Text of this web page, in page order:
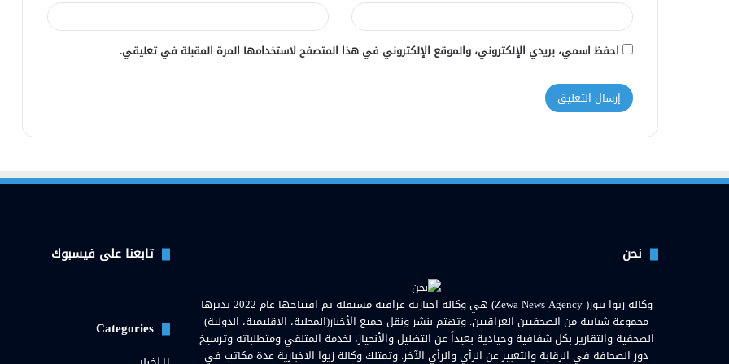
احفظ اسمي، بريدي الإلكتروني، والموقع الإلكتروني في هذا المتصفح لاستخدامها المرة المقبلة في تعليقي.
نحن
وكالة زيوا نيوز( Zewa News Agency) هي وكالة اخبارية عراقية مستقلة تم افتتاحها عام 2022 تديرها
مجموعة شبابية من الصحفيين العراقيين. وتهتم بنشر ونقل جميع الأخبار(المحلية، الاقليمية، الدولية)
الصحفية والتقارير بكل شفافية وحيادية بعيداً عن التضليل والأنحياز، لخدمة المتلقي ومتطلباته وترسيخ
دور الصحافة في الرقابة والتعبير عن الرأي والرأي الآخر. وتمتلك وكالة زيوا الاخبارية عدة مكاتب في
تابعنا على فيسبوك
Categories